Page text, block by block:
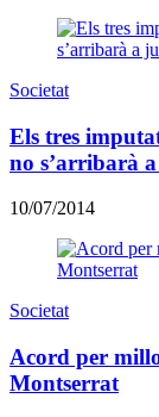
Societat
Els tres
no s’arribarà
10/07/2014
Societat
Acord per
Montserrat